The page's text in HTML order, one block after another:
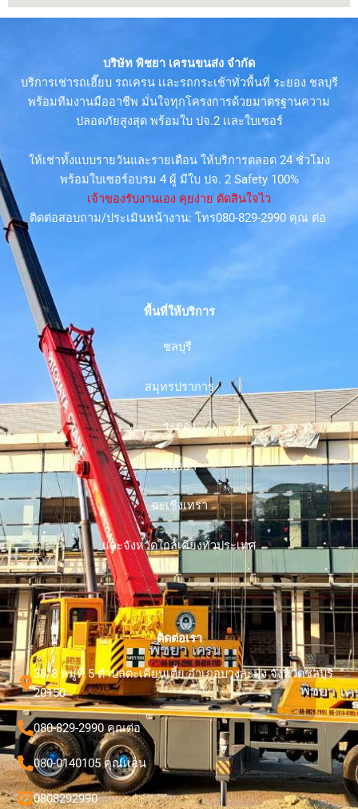
บริษัท พิชยา เครนขนส่ง จำกัด
บริการเช่ารถเฮี๊ยบ รถเครน เเละรถกระเช้าทั่วพื้นที่ ระยอง ชลบุรี
พร้อมทีมงานมืออาชีพ มั่นใจทุกโครงการด้วยมาตรฐานความ
ปลอดภัยสูงสุด พร้อมใบ ปจ.2 เเละใบเซอร์
ให้เช่าทั้งแบบรายวันและรายเดือน ให้บริการตลอด 24 ชั่วโมง
พร้อมใบเซอร์อบรม 4 ผู้ มีใบ ปจ. 2 Safety 100%
เจ้าของรับงานเอง คุยง่าย ตัดสินใจไว
ติดต่อสอบถาม/ประเมินหน้างาน: โทร080-829-2990 คุณ ต่อ
พื้นที่ให้บริการ
ชลบุรี
สมุทรปราการ
ระยอง
อยุธยา
ฉะเชิงเทรา
และจังหวัดใกล้เคียงทั่วประเทศ
ติดต่อเรา
38/8 หมู่ที่ 5 ตำบลตะเคียนเตี้ย อำเภอบางละมุง จังหวัดชลบุรี
20150
080-829-2990 คุณต่อ
080-0140105 คุณเเอน
0808292990